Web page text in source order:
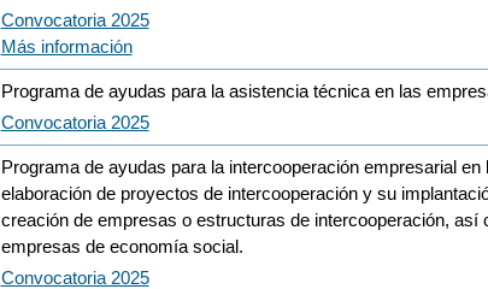
Convocatoria 2025
Más información
Programa de ayudas para la asistencia técnica en las
Convocatoria 2025
Programa de ayudas para la intercooperación empresarial
elaboración de proyectos de intercooperación y su
creación de empresas o estructuras de intercooperación,
empresas de economía social.
Convocatoria 2025